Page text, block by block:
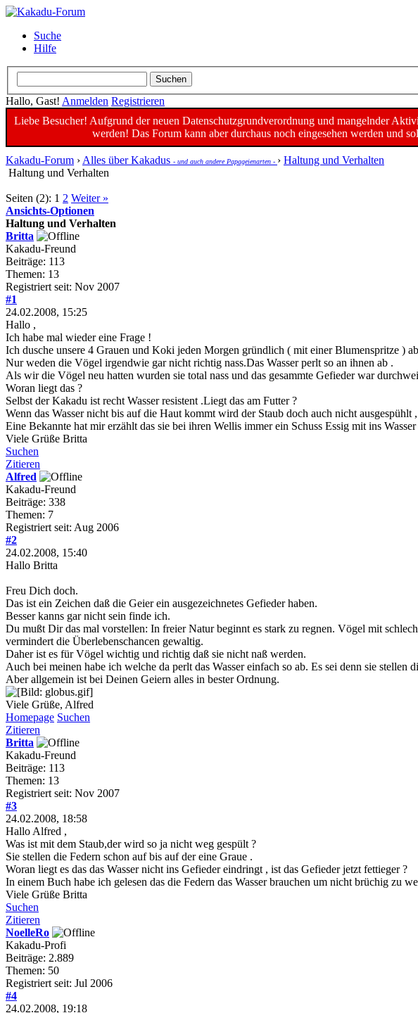
Suche
Hilfe
Hallo, Gast! Anmelden Registrieren
Liebe Besucher! Aufgrund der neuen Datenschutzgrundverordnung und mangelnder
werden! Das Forum kann aber durchaus noch eingesehen werden und
Kakadu-Forum › Alles über Kakadus - und auch andere Papageienarten - › Haltung und Verhalten
Haltung und Verhalten
Seiten (2): 1 2 Weiter »
Ansichts-Optionen
Haltung und Verhalten
Britta
Kakadu-Freund
Beiträge: 113
Themen: 13
Registriert seit: Nov 2007
#1
24.02.2008, 15:25
Hallo ,
Ich habe mal wieder eine Frage !
Ich dusche unsere 4 Grauen und Koki jeden Morgen gründlich ( mit einer Blumenspritze )
Nur weden die Vögel irgendwie gar nicht richtig nass.Das Wasser perlt so an ihnen ab .
Als wir die Vögel neu hatten wurden sie total nass und das gesammte Gefieder war
Woran liegt das ?
Selbst der Kakadu ist recht Wasser resistent .Liegt das am Futter ?
Wenn das Wasser nicht bis auf die Haut kommt wird der Staub doch auch nicht ausgespühlt
Eine Bekannte hat mir erzählt das sie bei ihren Wellis immer ein Schuss Essig mit ins
Viele Grüße Britta
Suchen
Zitieren
Alfred
Kakadu-Freund
Beiträge: 338
Themen: 7
Registriert seit: Aug 2006
#2
24.02.2008, 15:40
Hallo Britta
Freu Dich doch.
Das ist ein Zeichen daß die Geier ein ausgezeichnetes Gefieder haben.
Besser kanns gar nicht sein finde ich.
Du mußt Dir das mal vorstellen: In freier Natur beginnt es stark zu regnen. Vögel mit
vermindert die Überlebenschancen gewaltig.
Daher ist es für Vögel wichtig und richtig daß sie nicht naß werden.
Auch bei meinen habe ich welche da perlt das Wasser einfach so ab. Es sei denn sie stellen
Aber allgemein ist bei Deinen Geiern alles in bester Ordnung.
Viele Grüße, Alfred
Homepage Suchen
Zitieren
Britta
Kakadu-Freund
Beiträge: 113
Themen: 13
Registriert seit: Nov 2007
#3
24.02.2008, 18:58
Hallo Alfred ,
Was ist mit dem Staub,der wird so ja nicht weg gespült ?
Sie stellen die Federn schon auf bis auf der eine Graue .
Woran liegt es das das Wasser nicht ins Gefieder eindringt , ist das Gefieder jetzt fettieger ?
In einem Buch habe ich gelesen das die Federn das Wasser brauchen um nicht brüchig zu
Viele Grüße Britta
Suchen
Zitieren
NoelleRo
Kakadu-Profi
Beiträge: 2.889
Themen: 50
Registriert seit: Jul 2006
#4
24.02.2008, 19:18